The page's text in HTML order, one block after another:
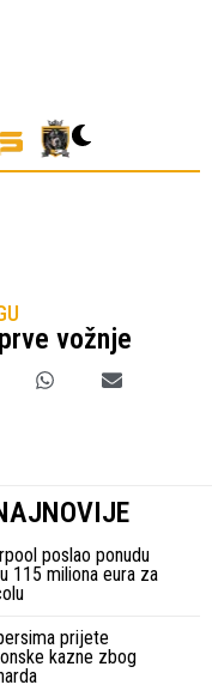
vožnje
poslao ponudu
115 miliona eura za
prijete
kazne zbog